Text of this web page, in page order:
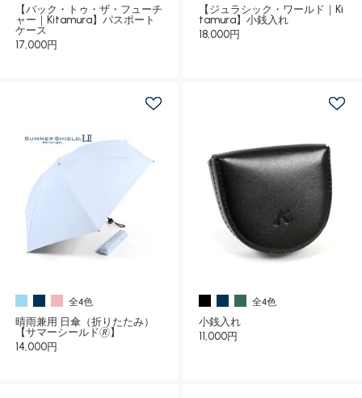
【バック・トゥ・ザ・フューチ
ャー｜Kitamura】パスポート
ケース
17,000円
【ジュラシック・ワールド｜Ki
tamura】小銭入れ
18,000円
全4色
晴雨兼用 日傘（折りたたみ）
【サマーシールド🄬】
14,000円
全4色
小銭入れ
11,000円